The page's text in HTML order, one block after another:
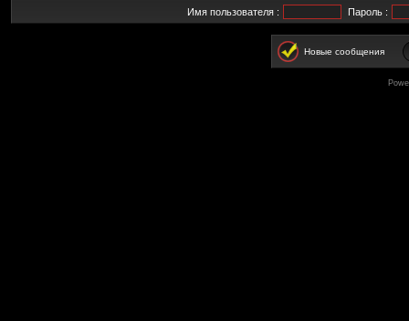
Имя пользователя : Пароль :
Новые сообщения